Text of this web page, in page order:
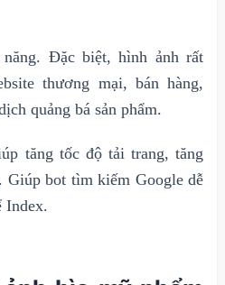
Đặc biệt, hình ảnh rất
thương mại, bán hàng,
quảng bá sản phẩm.
tăng tốc độ tải trang, tăng
Giúp bot tìm kiếm Google dễ
Index.